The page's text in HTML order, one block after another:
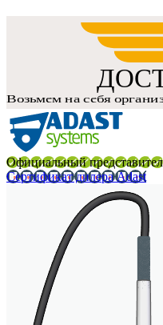
Официальный
Сертификат дилера Adast